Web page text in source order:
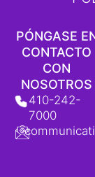
PÓNGASE
CONTACTO
CON
NOSOTROS
410-242-
7000